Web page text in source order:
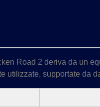
Road 2 deriva da un
utilizzate, supportate da